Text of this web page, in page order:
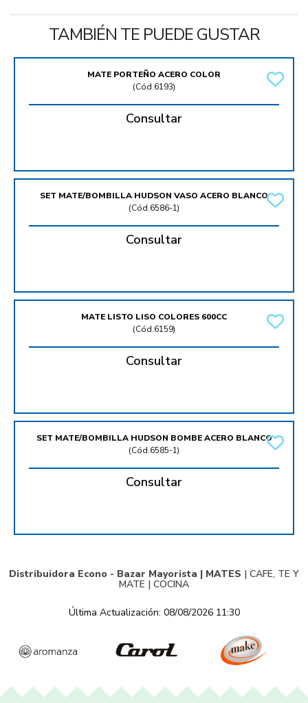
TAMBIÉN TE PUEDE GUSTAR
MATE PORTEÑO ACERO COLOR
(Cód.6193)
Consultar
SET MATE/BOMBILLA HUDSON VASO ACERO BLANCO
(Cód.6586-1)
Consultar
MATE LISTO LISO COLORES 600CC
(Cód.6159)
Consultar
SET MATE/BOMBILLA HUDSON BOMBE ACERO BLANCO
(Cód.6585-1)
Consultar
Distribuidora Econo - Bazar Mayorista | MATES | CAFE, TE Y
MATE | COCINA
Última Actualización: 08/08/2026 11:30